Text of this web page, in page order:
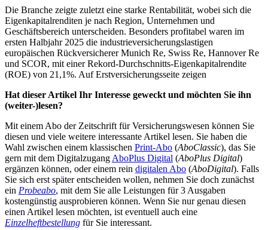
Die Branche zeigte zuletzt eine starke Rentabilität, wobei sich die
Eigenkapitalrenditen je nach Region, Unternehmen und
Geschäftsbereich unterscheiden. Besonders profitabel waren im
ersten Halbjahr 2025 die industrieversicherungslastigen
europäischen Rückversicherer Munich Re, Swiss Re, Hannover Re
und SCOR, mit einer Rekord-Durchschnitts-Eigenkapitalrendite
(ROE) von 21,1%. Auf Erstversicherungsseite zeigen
Hat dieser Artikel Ihr Interesse geweckt und möchten Sie ihn
(weiter-)lesen?
Mit einem Abo der Zeitschrift für Versicherungswesen können Sie
diesen und viele weitere interessante Artikel lesen. Sie haben die
Wahl zwischen einem klassischen Print-Abo (AboClassic), das Sie
gern mit dem DigitalzugangAboPlus Digital (AboPlus Digital)
ergänzen können, oder einem rein digitalen Abo (AboDigital). Falls
Sie sich erst später entscheiden wollen, nehmen Sie doch zunächst
ein Probeabo, mit dem Sie alle Leistungen für 3 Ausgaben
kostengünstig ausprobieren können. Wenn Sie nur genau diesen
einen Artikel lesen möchten, ist eventuell auch eine
Einzelheftbestellung für Sie interessant.